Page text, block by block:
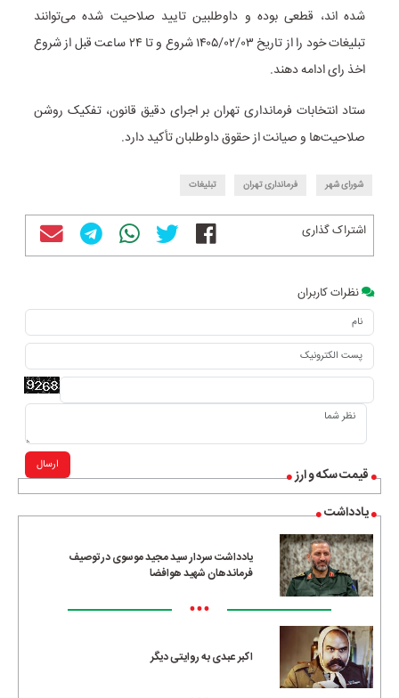
قیمت سکه و ارز
یادداشت
یادداشت سردار سید مجید موسوی در توصیف
فرماندهان شهید هوافضا
•••
اکبر عبدی به روایتی دیگر
شده اند، قطعی بوده و داوطلبین تایید صلاحیت شده می‌توانند
تبلیغات خود را از تاریخ ۱۴۰۵/۰۲/۰۳ شروع و تا ۲۴ ساعت قبل از شروع
اخذ رای ادامه دهند.
ستاد انتخابات فرمانداری تهران بر اجرای دقیق قانون، تفکیک روشن
صلاحیت‌ها و صیانت از حقوق داوطلبان تأکید دارد.
شورای شهر فرمانداری تهران تبلیغات
اشتراک گذاری
نظرات کاربران
ارسال